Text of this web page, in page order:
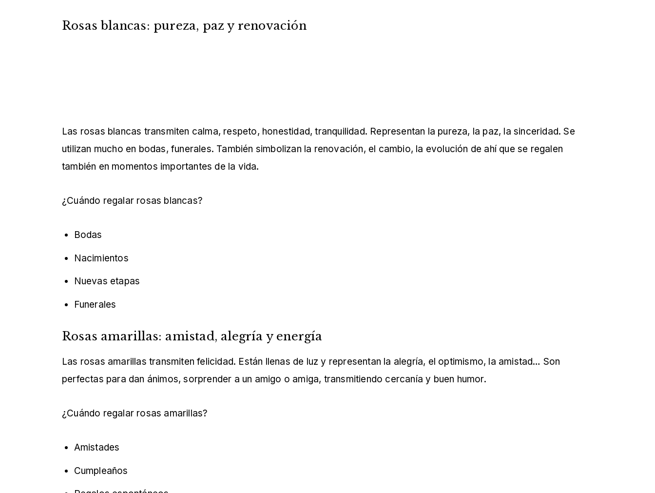
Rosas blancas: pureza, paz y renovación
Las rosas blancas transmiten calma, respeto, honestidad, tranquilidad. Representan la pureza, la paz, la sinceridad. Se
utilizan mucho en bodas, funerales. También simbolizan la renovación, el cambio, la evolución de ahí que se regalen
también en momentos importantes de la vida.
¿Cuándo regalar rosas blancas?
Bodas
Nacimientos
Nuevas etapas
Funerales
Rosas amarillas: amistad, alegría y energía
Las rosas amarillas transmiten felicidad. Están llenas de luz y representan la alegría, el optimismo, la amistad… Son
perfectas para dan ánimos, sorprender a un amigo o amiga, transmitiendo cercanía y buen humor.
¿Cuándo regalar rosas amarillas?
Amistades
Cumpleaños